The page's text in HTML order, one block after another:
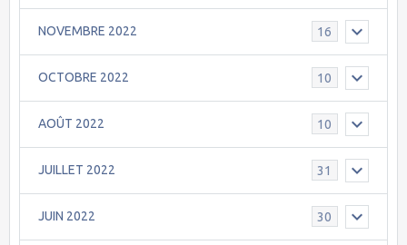
NOVEMBRE 2022 16
OCTOBRE 2022 10
AOÛT 2022 10
JUILLET 2022 31
JUIN 2022 30